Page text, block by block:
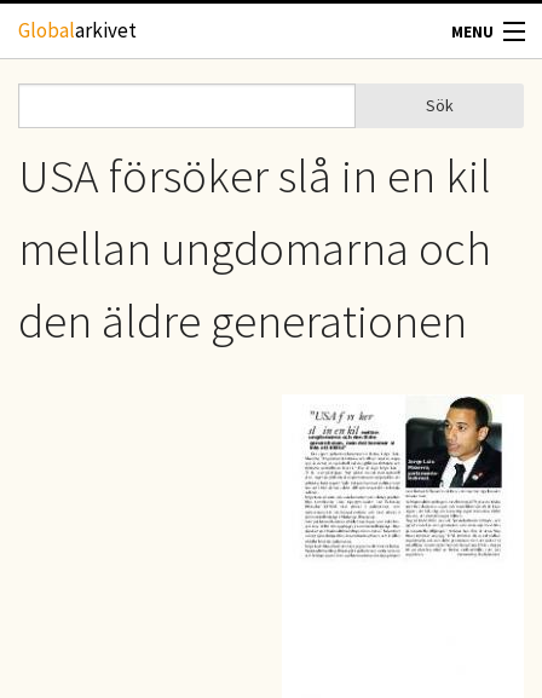
Hoppa till huvudinnehåll
Globalarkivet MENU
TIDSKRIFTER
Sökformulär
Sök
USA försöker slå in en kil
mellan ungdomarna och
den äldre generationen